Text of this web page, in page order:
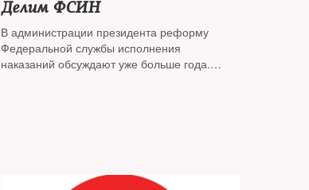
Делим ФСИН
В администрации президента реформу
Федеральной службы исполнения
наказаний обсуждают уже больше года.